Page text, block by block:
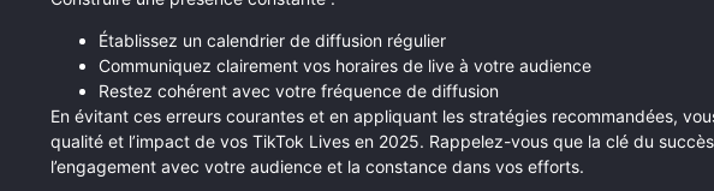
Établissez un calendrier de diffusion régulier
Communiquez clairement vos horaires de live à votre audience
Restez cohérent avec votre fréquence de diffusion
En évitant ces erreurs courantes et en appliquant les stratégies recommandées,
qualité et l’impact de vos TikTok Lives en 2025. Rappelez-vous que la clé du
l’engagement avec votre audience et la constance dans vos efforts.